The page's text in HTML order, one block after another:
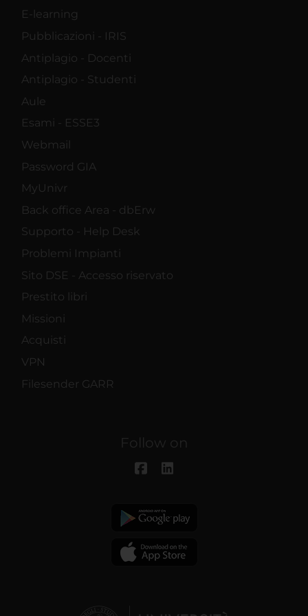
E-learning
Pubblicazioni - IRIS
Antiplagio - Docenti
Antiplagio - Studenti
Aule
Esami - ESSE3
Webmail
Password GIA
MyUnivr
Back office Area - dbErw
Supporto - Help Desk
Problemi Impianti
Sito DSE - Accesso riservato
Prestito libri
Missioni
Acquisti
VPN
Filesender GARR
Follow on